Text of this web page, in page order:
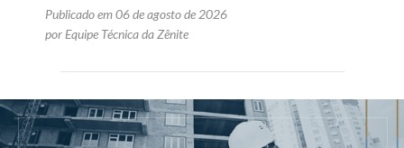
Publicado em 06 de agosto de 2026
por Equipe Técnica da Zênite